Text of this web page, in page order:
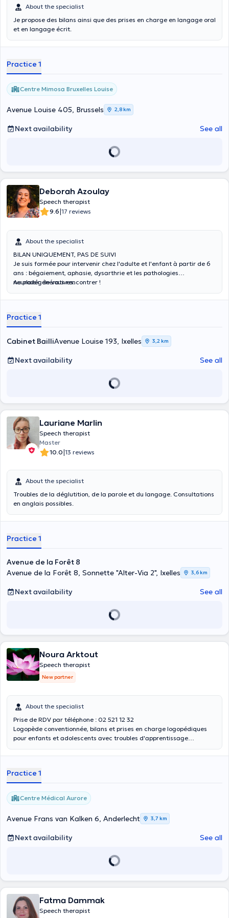
About the specialist
Je propose des bilans ainsi que des prises en charge en langage oral
et en langage écrit.
Practice 1
Centre Mimosa Bruxelles Louise
Avenue Louise 405, Brussels 2,8 km
Next availability See all
Deborah Azoulay
Speech therapist
9.6|17 reviews
About the specialist
BILAN UNIQUEMENT, PAS DE SUIVI
Je suis formée pour intervenir chez l'adulte et l'enfant à partir de 6
ans : bégaiement, aphasie, dysarthrie et les pathologies
neurodégénératives.
Au plaisir de vous rencontrer !
Practice 1
Cabinet BailliAvenue Louise 193, Ixelles 3,2 km
Next availability See all
Lauriane Marlin
Speech therapist
Master
10.0|13 reviews
About the specialist
Troubles de la déglutition, de la parole et du langage. Consultations
en anglais possibles.
Practice 1
Avenue de la Forêt 8
Avenue de la Forêt 8, Sonnette "Alter-Via 2", Ixelles
3,6 km
Next availability See all
Noura Arktout
Speech therapist
New partner
About the specialist
Prise de RDV par téléphone : 02 521 12 32
Logopède conventionnée, bilans et prises en charge logopédiques
pour enfants et adolescents avec troubles d'apprentissage
la parole (retard de langage, trouble développemental du langage,
Practice 1
Centre Médical Aurore
Avenue Frans van Kalken 6, Anderlecht 3,7 km
Next availability See all
Fatma Dammak
Speech therapist